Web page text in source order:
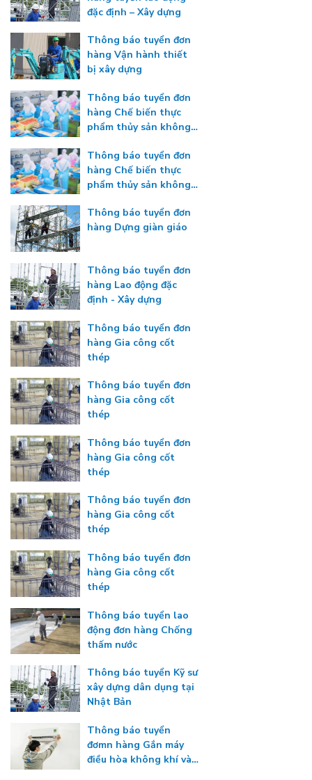
đặc định – Xây dựng
Thông báo tuyển đơn
hàng Vận hành thiết
bị xây dựng
Thông báo tuyển đơn
hàng Chế biến thực
phẩm thủy sản không
Thông báo tuyển đơn
hàng Chế biến thực
phẩm thủy sản không
Thông báo tuyển đơn
hàng Dựng giàn giáo
Thông báo tuyển đơn
hàng Lao động đặc
định - Xây dựng
Thông báo tuyển đơn
hàng Gia công cốt
thép
Thông báo tuyển đơn
hàng Gia công cốt
thép
Thông báo tuyển đơn
hàng Gia công cốt
thép
Thông báo tuyển đơn
hàng Gia công cốt
thép
Thông báo tuyển đơn
hàng Gia công cốt
thép
Thông báo tuyển lao
động đơn hàng Chống
thấm nước
Thông báo tuyển Kỹ sư
xây dựng dân dụng tại
Nhật Bản
Thông báo tuyển
đơmn hàng Gắn máy
điều hòa không khí và